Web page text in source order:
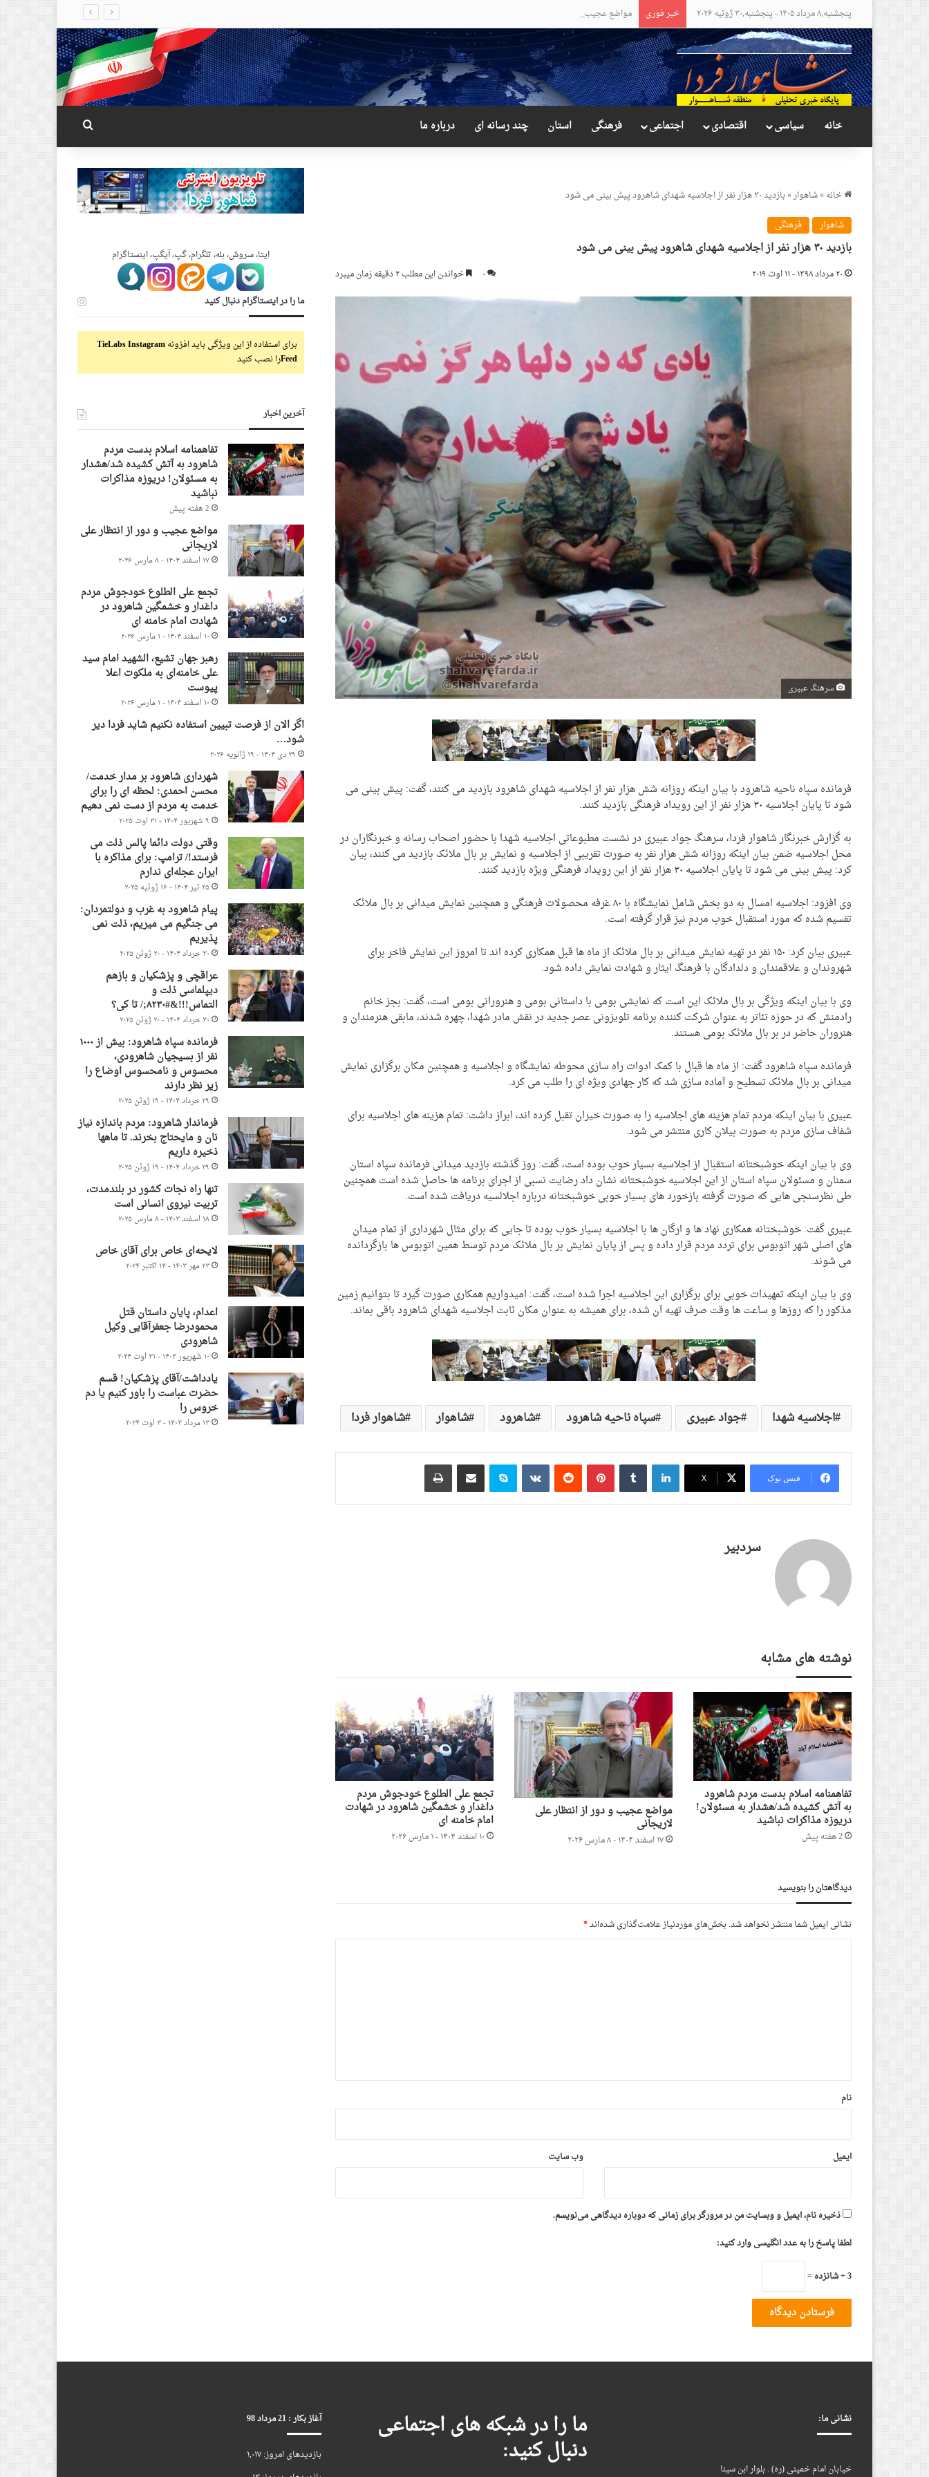
پنجشنبه,۸ مرداد ۱۴۰۵ - پنجشنبه,۳۰ ژوئیه ۲۰۲۶ خبر فوری مواضع عجیب و دور از انتظار علی لاریجانی
خانه سیاسی اقتصادی اجتماعی فرهنگی استان چند رسانه ای درباره ما جستجو برای
خانه»شاهوار»بازدید ۳۰ هزار نفر از اجلاسیه شهدای شاهرود پیش بینی می شود
شاهوار
فرهنگی
بازدید ۳۰ هزار نفر از اجلاسیه شهدای شاهرود پیش بینی می شود
۲۰ مرداد ۱۳۹۸ - ۱۱ اوت ۲۰۱۹ ۰ خواندن این مطلب ۲ دقیقه زمان میبرد
سرهنگ عبیری
فرمانده سپاه ناحیه شاهرود با بیان اینکه روزانه شش هزار نفر از اجلاسیه شهدای شاهرود بازدید می کنند، گفت: پیش بینی می
شود تا پایان اجلاسیه ۳۰ هزار نفر از این رویداد فرهنگی بازدید کنند.
به گزارش خبرنگار شاهوار فردا، سرهنگ جواد عبیری در نشست مطبوعاتی اجلاسیه شهدا با حضور اصحاب رسانه و خبرنگاران در
محل اجلاسیه ضمن بیان اینکه روزانه شش هزار نفر به صورت تقریبی از اجلاسیه و نمایش بر بال ملائک بازدید می کنند، بیان
کرد: پیش بینی می شود تا پایان اجلاسیه ۳۰ هزار نفر از این رویداد فرهنگی ویژه بازدید کنند.
وی افزود: اجلاسیه امسال به دو بخش شامل نمایشگاه با ۸۰ غرفه محصولات فرهنگی و همچنین نمایش میدانی بر بال ملائک
تقسیم شده که مورد استقبال خوب مردم نیز قرار گرفته است.
عبیری بیان کرد: ۱۵۰ نفر در تهیه نمایش میدانی بر بال ملائک از ماه ها قبل همکاری کرده اند تا امروز این نمایش فاخر برای
شهروندان و علاقمندان و دلدادگان با فرهنگ ایثار و شهادت نمایش داده شود.
وی با بیان اینکه ویژگی بر بال ملائک این است که نمایشی بومی با داستانی بومی و هنرورانی بومی است، گفت: بجز خانم
رادمنش که در حوزه تئاتر به عنوان شرکت کننده برنامه تلویزونی عصر جدید در نقش مادر شهدا، چهره شدند، مابقی هنرمندان و
هنروران حاضر در بر بال ملائک بومی هستند.
فرمانده سپاه شاهرود گفت: از ماه ها قبال با کمک ادوات راه سازی محوطه نمایشگاه و اجلاسیه و همچنین مکان برگزاری نمایش
میدانی بر بال ملائک تسطیح و آماده سازی شد که کار جهادی ویژه ای را طلب می کرد.
عبیری با بیان اینکه مردم تمام هزینه های اجلاسیه را به صورت خیران تقبل کرده اند، ابراز داشت: تمام هزینه های اجلاسیه برای
شفاف سازی مردم به صورت بیلان کاری منتشر می شود.
وی با بیان اینکه خوشبختانه استقبال از اجلاسیه بسیار خوب بوده است، گفت: روز گذشته بازدید میدانی فرمانده سپاه استان
سمنان و مسئولان سپاه استان از این اجلاسیه خوشبختانه نشان داد رضایت نسبی از اجرای برنامه ها حاصل شده است همچنین
طی نظرسنجی هایی که صورت گرفته بازخورد های بسیار خوبی خوشبختانه درباره اجلالسیه دریافت شده است.
عبیری گفت: خوشبختانه همکاری نهاد ها و ارگان ها با اجلاسیه بسیار خوب بوده تا جایی که برای مثال شهرداری از تمام میدان
های اصلی شهر اتوبوس برای تردد مردم قرار داده و پس از پایان نمایش بر بال ملائک مردم توسط همین اتوبوس ها بازگردانده
می شوند.
وی با بیان اینکه تمهیدات خوبی برای برگزاری این اجلاسیه اجرا شده است، گفت: امیدواریم همکاری صورت گیرد تا بتوانیم زمین
مذکور را که روزها و ساعت ها وقت صرف تهیه آن شده، برای همیشه به عنوان مکان ثابت اجلاسیه شهدای شاهرود باقی بماند.
اجلاسیه شهدا جواد عبیری سپاه ناحیه شاهرود شاهرود شاهوار شاهوار فردا
فیس بوک X
لینکدین ‫تامبلر ‫پین‌ترست‫رددیت ‫VKontakteاسکایپ اشتراک گذاری از طریق ایمیل چاپ
سردبیر
نوشته های مشابه
تفاهمنامه اسلام بدست مردم شاهرود
به آتش کشیده شد/هشدار به مسئولان!
دریوزه مذاکرات نباشید
2 هفته پیش
مواضع عجیب و دور از انتظار علی
لاریجانی
۱۷ اسفند ۱۴۰۴ - ۸ مارس ۲۰۲۶
تجمع علی الطلوع خودجوش مردم
داغدار و خشمگین شاهرود در شهادت
امام خامنه ای
۱۰ اسفند ۱۴۰۴ - ۱ مارس ۲۰۲۶
دیدگاهتان را بنویسید
نشانی ایمیل شما منتشر نخواهد شد.بخش‌های موردنیاز علامت‌گذاری شده‌اند*
نام
ایمیل وب‌ سایت
ذخیره نام، ایمیل و وبسایت من در مرورگر برای زمانی که دوباره دیدگاهی می‌نویسم.
لطفا پاسخ را به عدد انگلیسی وارد کنید:
3 + شانزده =
ایتا، سروش، بله، تلگرام، گپ، آیگپ، اینستاگرام
ما را در اینستاگرام دنبال کنید
برای استفاده از این ویژگی باید افزونهTieLabs Instagram
Feedرا نصب کنید
آخرین اخبار
تفاهمنامه اسلام بدست مردم
شاهرود به آتش کشیده شد/هشدار
به مسئولان! دریوزه مذاکرات
نباشید
2 هفته پیش
مواضع عجیب و دور از انتظار علی
لاریجانی
۱۷ اسفند ۱۴۰۴ - ۸ مارس ۲۰۲۶
تجمع علی الطلوع خودجوش مردم
داغدار و خشمگین شاهرود در
شهادت امام خامنه ای
۱۰ اسفند ۱۴۰۴ - ۱ مارس ۲۰۲۶
رهبر جهان تشیع، الشهید امام سید
علی خامنه‌ای به ملکوت اعلا
پیوست
۱۰ اسفند ۱۴۰۴ - ۱ مارس ۲۰۲۶
اگر الان از فرصت تبیین استفاده نکنیم شاید فردا دیر
شود…
۲۹ دی ۱۴۰۴ - ۱۹ ژانویه ۲۰۲۶
شهرداری شاهرود بر مدار خدمت/
محسن احمدی: لحظه ای را برای
خدمت به مردم از دست نمی دهیم
۹ شهریور ۱۴۰۴ - ۳۱ اوت ۲۰۲۵
وقتی دولت دائما پالس ذلت می
فرستد!/ ترامپ: برای مذاکره با
ایران عجله‌ای ندارم
۲۵ تیر ۱۴۰۴ - ۱۶ ژوئیه ۲۰۲۵
پیام شاهرود به غرب و دولتمردان:
می جنگیم می میریم، ذلت نمی
پذیریم
۳۰ خرداد ۱۴۰۴ - ۲۰ ژوئن ۲۰۲۵
عراقچی و پزشکیان و بازهم
دیپلماسی ذلت و
التماس!!!&#۸۲۳۰;/ تا کی؟
۳۰ خرداد ۱۴۰۴ - ۲۰ ژوئن ۲۰۲۵
فرمانده سپاه شاهرود: بیش از ۱۰۰۰
نفر از بسیجیان شاهرودی،
محسوس و نامحسوس اوضاع را
زیر نظر دارند
۲۹ خرداد ۱۴۰۴ - ۱۹ ژوئن ۲۰۲۵
فرماندار شاهرود: مردم باندازه نیاز
نان و مایحتاج بخرند. تا ماهها
ذخیره داریم
۲۹ خرداد ۱۴۰۴ - ۱۹ ژوئن ۲۰۲۵
تنها راه نجات کشور در بلندمدت،
تربیت نیروی انسانی است
۱۸ اسفند ۱۴۰۳ - ۸ مارس ۲۰۲۵
لایحه‌ای خاص برای آقای خاص
۲۳ مهر ۱۴۰۳ - ۱۴ اکتبر ۲۰۲۴
اعدام، پایان داستان قتل
محمودرضا جعفرآقایی وکیل
شاهرودی
۱۰ شهریور ۱۴۰۳ - ۳۱ اوت ۲۰۲۴
یادداشت/آقای پزشکیان! قسم
حضرت عباست را باور کنیم یا دم
خروس را
۱۳ مرداد ۱۴۰۳ - ۳ اوت ۲۰۲۴
نشانی ما:
خیابان امام خمینی (ره) . بلوار ابن سینا
ما را در شبکه های اجتماعی
دنبال کنید:
آغاز بکار : 21 مرداد 98
بازدیدهای امروز:۱,۰۱۷